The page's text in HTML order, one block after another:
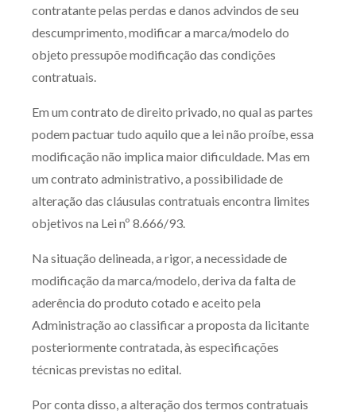
contratante pelas perdas e danos advindos de seu
descumprimento, modificar a marca/modelo do
objeto pressupõe modificação das condições
contratuais.
Em um contrato de direito privado, no qual as partes
podem pactuar tudo aquilo que a lei não proíbe, essa
modificação não implica maior dificuldade. Mas em
um contrato administrativo, a possibilidade de
alteração das cláusulas contratuais encontra limites
objetivos na Lei nº 8.666/93.
Na situação delineada, a rigor, a necessidade de
modificação da marca/modelo, deriva da falta de
aderência do produto cotado e aceito pela
Administração ao classificar a proposta da licitante
posteriormente contratada, às especificações
técnicas previstas no edital.
Por conta disso, a alteração dos termos contratuais